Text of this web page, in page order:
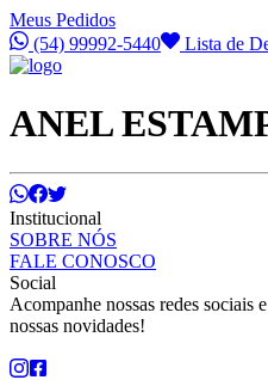
Meus Pedidos
(54) 99992-5440
Lista de
ANEL
Institucional
SOBRE NÓS
FALE CONOSCO
Social
Acompanhe nossas redes sociais
nossas novidades!